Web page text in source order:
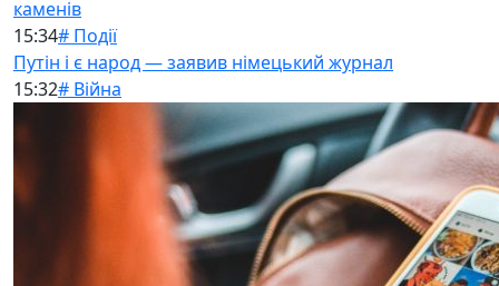
каменів
15:34# Події
Путін і є народ — заявив німецький журнал
15:32# Війна